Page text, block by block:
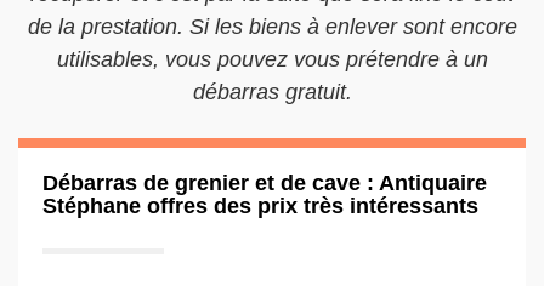
de la prestation. Si les biens à enlever sont encore
utilisables, vous pouvez vous prétendre à un
débarras gratuit.
Débarras de grenier et de cave : Antiquaire
Stéphane offres des prix très intéressants